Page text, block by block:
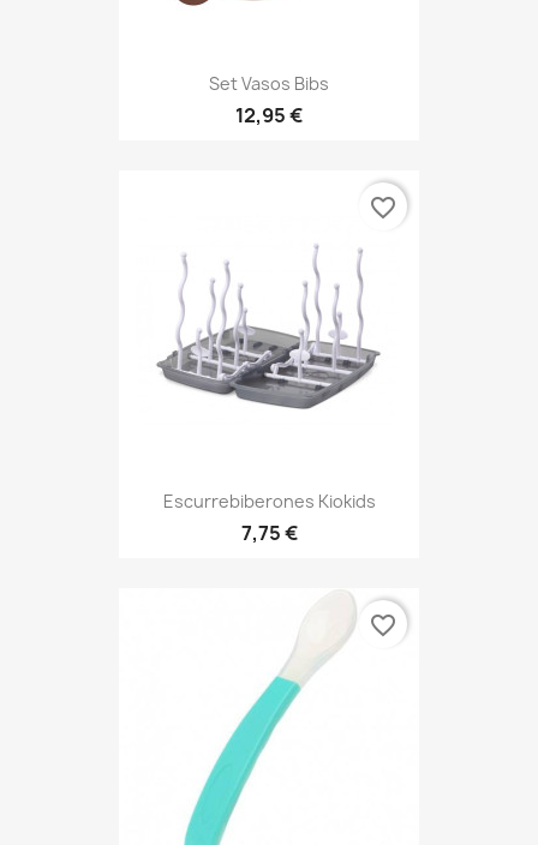
Set Vasos Bibs
12,95 €
Escurrebiberones Kiokids
7,75 €
favorite_border
favorite_border